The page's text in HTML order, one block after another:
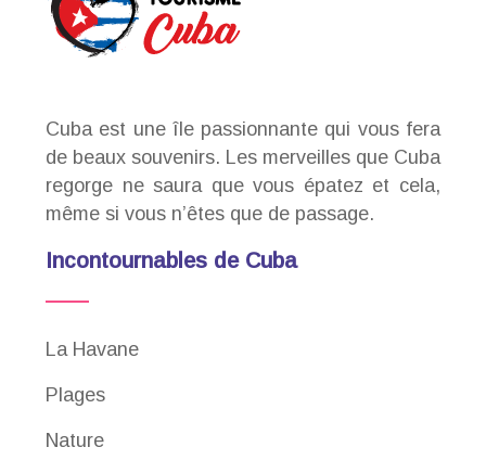
Cuba est une île passionnante qui vous fera
de beaux souvenirs. Les merveilles que Cuba
regorge ne saura que vous épatez et cela,
même si vous n’êtes que de passage.
Incontournables de Cuba
La Havane
Plages
Nature